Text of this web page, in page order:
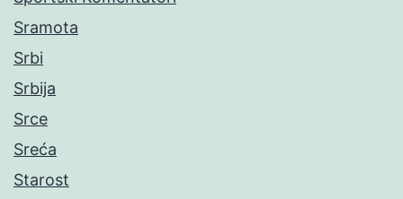
Sramota
Srbi
Srbija
Srce
Sreća
Starost